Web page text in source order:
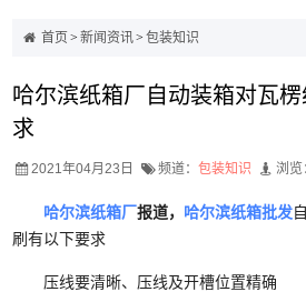
首页 > 新闻资讯> 包装知识
哈尔滨纸箱厂自动装箱对瓦
求
2021年04月23日 频道： 包装知识 浏览
哈尔滨纸箱厂报道， 哈尔滨纸箱批发
刷有以下要求
压线要清晰、压线及开槽位置精确